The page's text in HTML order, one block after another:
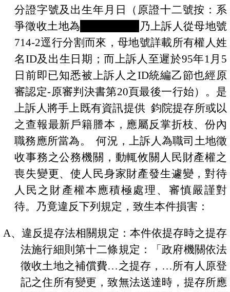
分證字號及出生年月日（原證十二號按：系
爭徵收土地為
乃上訴人從母地號
714-2逕行分割而來，母地號詳載所有權人姓
名ID及出生日期；而上訴人至遲於95年1月 5
日 前即已知悉被上訴人之ID統編乙節也經原
審認定-原審判決書第20頁最後一行始） 。是
上訴人將手上既有資訊提供 鈞院提存所或以
之查報最新戶籍謄本，應屬反掌折枝、份內
職務應所當為。
何況，上訴人為職司土地徵
收事務之公務機關，動輒攸關人民財產權之
喪失變更、使人民身家財產發生遽變，對待
人民之財產權本應積極處理、審慎嚴謹對
待。乃竟違反下列規定，致生本件損害：
A、違反提存法相關規定： 本件依提存時之提存
法施行細則第十二條規定：「政府機關依法
徵收土地之補償費… 之提存， …所有人原登
記之住所有變更，致無法送達時，提存所應